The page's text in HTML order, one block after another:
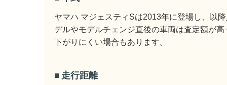
ヤマハ マジェスティSは2013年に登場し、以
デルやモデルチェンジ直後の車両は査定額が
下がりにくい場合もあります。
走行距離